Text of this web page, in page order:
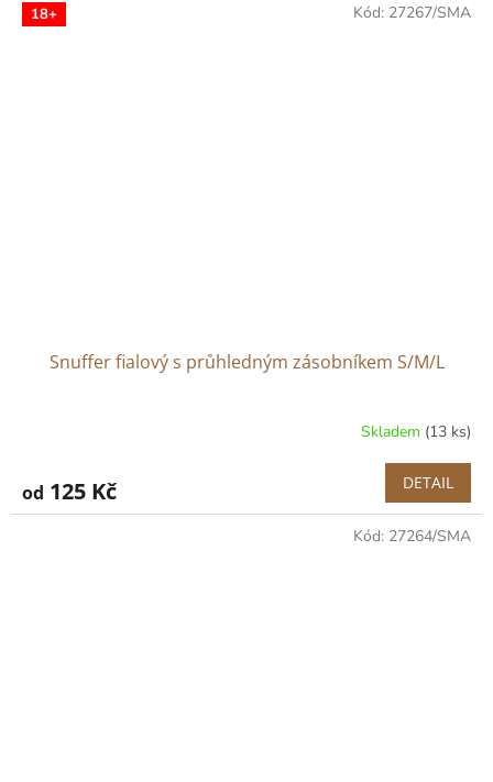
18+
Snuffer fialový s průhledným zásobníkem S/M/L
Skladem (13 ks)
od 125 Kč DETAIL
Kód: 27267/SMA
Kód: 27264/SMA